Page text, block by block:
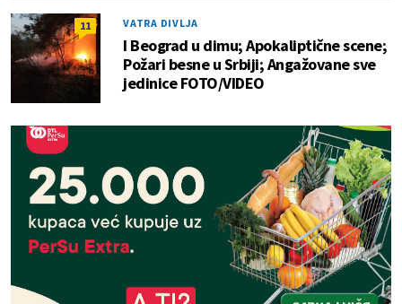
11 VATRA DIVLJA
I Beograd u dimu; Apokaliptične scene;
Požari besne u Srbiji; Angažovane sve
jedinice FOTO/VIDEO